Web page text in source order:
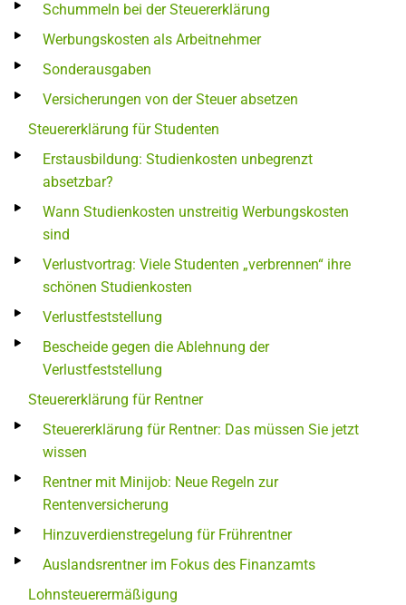
Schummeln bei der Steuererklärung
Werbungskosten als Arbeitnehmer
Sonderausgaben
Versicherungen von der Steuer absetzen
Steuererklärung für Studenten
Erstausbildung: Studienkosten unbegrenzt
absetzbar?
Wann Studienkosten unstreitig Werbungskosten
sind
Verlustvortrag: Viele Studenten „verbrennen“ ihre
schönen Studienkosten
Verlustfeststellung
Bescheide gegen die Ablehnung der
Verlustfeststellung
Steuererklärung für Rentner
Steuererklärung für Rentner: Das müssen Sie jetzt
wissen
Rentner mit Minijob: Neue Regeln zur
Rentenversicherung
Hinzuverdienstregelung für Frührentner
Auslandsrentner im Fokus des Finanzamts
Lohnsteuerermäßigung